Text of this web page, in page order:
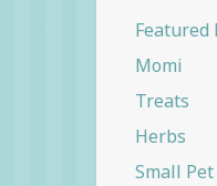
Featured
Momi
Treats
Herbs
Small Pet